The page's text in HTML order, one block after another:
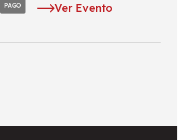
PAGO Ver Evento